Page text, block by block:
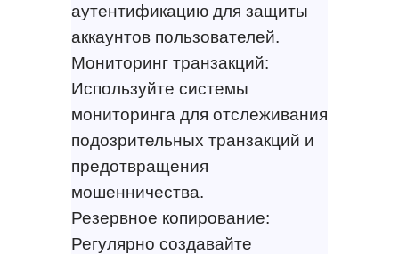
аутентификацию для защиты
аккаунтов пользователей.
Мониторинг транзакций:
Используйте системы
мониторинга для отслеживания
подозрительных транзакций и
предотвращения
мошенничества.
Резервное копирование:
Регулярно создавайте